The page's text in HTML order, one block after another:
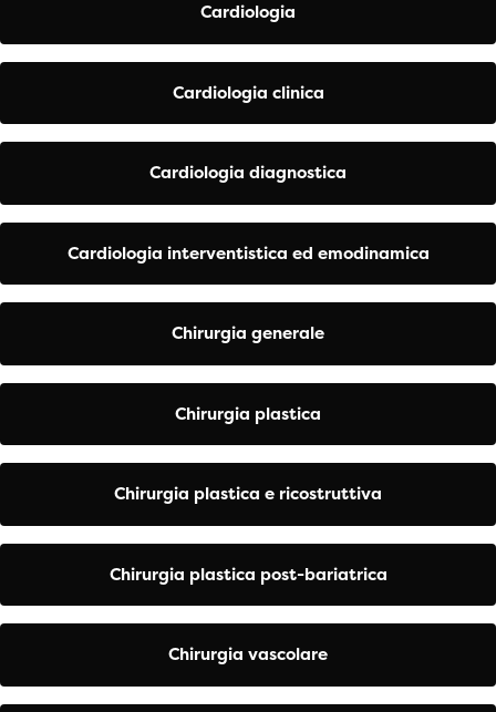
Cardiologia
Cardiologia clinica
Cardiologia diagnostica
Cardiologia interventistica ed emodinamica
Chirurgia generale
Chirurgia plastica
Chirurgia plastica e ricostruttiva
Chirurgia plastica post-bariatrica
Chirurgia vascolare